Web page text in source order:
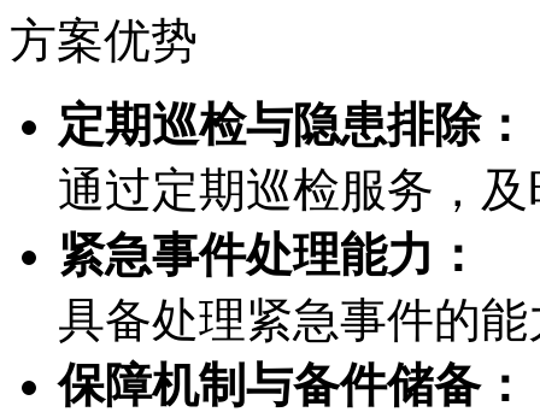
方案优势
定期巡检与隐患排除：
通过定期巡检服务
紧急事件处理能力：
具备处理紧急事件的能力
保障机制与备件储备：